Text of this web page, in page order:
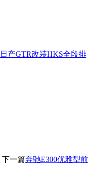
日产GTR改装HKS全段排
下一篇奔驰E300优雅型前